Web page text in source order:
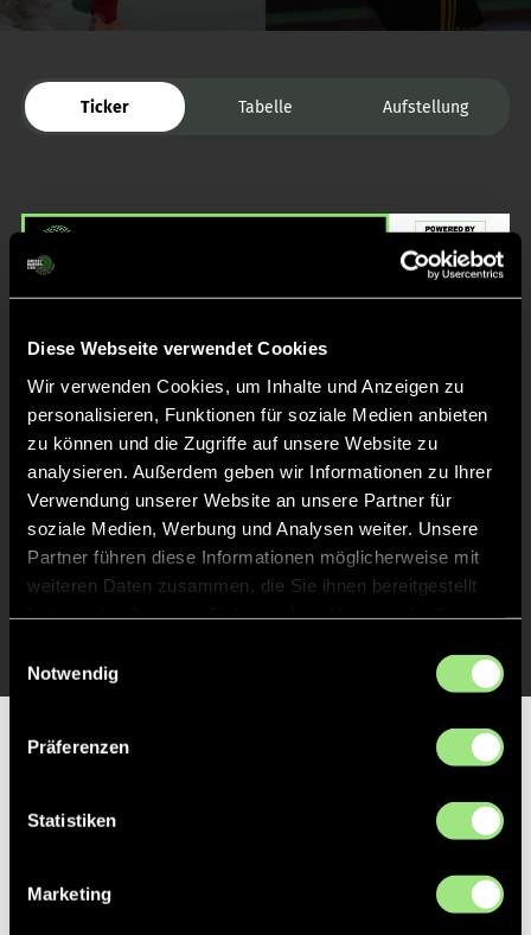
Diese Webseite verwendet Cookies
Wir verwenden Cookies, um Inhalte und Anzeigen zu
personalisieren, Funktionen für soziale Medien anbieten
zu können und die Zugriffe auf unsere Website zu
analysieren. Außerdem geben wir Informationen zu Ihrer
Verwendung unserer Website an unsere Partner für
soziale Medien, Werbung und Analysen weiter. Unsere
Partner führen diese Informationen möglicherweise mit
weiteren Daten zusammen, die Sie ihnen bereitgestellt
Notwendig
Präferenzen
Statistiken
Marketing
Ticker Tabelle Aufstellung
Liveticker
24'
Abpfiff
Spiel beendet
13' TOR 0:2, FELDTOR
Partner